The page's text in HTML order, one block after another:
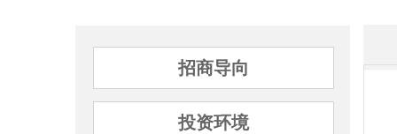
招商导向
投资环境